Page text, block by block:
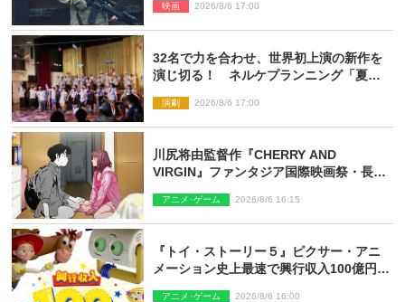
とは
映画 2026/8/6 17:00
32名で力を合わせ、世界初上演の新作を
演じ切る！ ネルケプランニング「夏休
ト【最終日】
演劇 2026/8/6 17:00
川尻将由監督作『CHERRY AND
VIRGIN』ファンタジア国際映画祭・長編
アニメ･ゲーム 2026/8/6 16:15
『トイ・ストーリー５』ピクサー・アニ
メーション史上最速で興行収入100億円突
アニメ･ゲーム 2026/8/6 16:00